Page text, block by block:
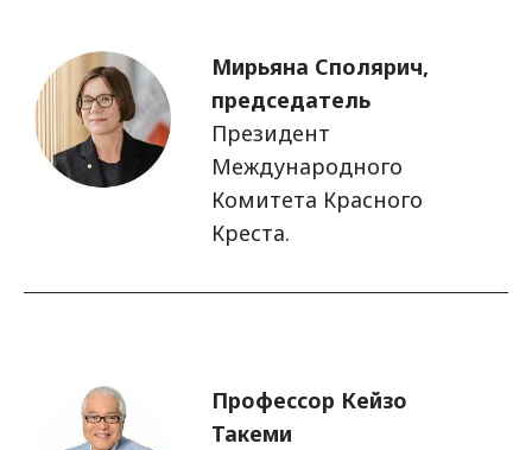
Изображение
Мирьяна Сполярич,
председатель
Президент
Международного
Комитета Красного
Креста.
Изображение
Профессор Кейзо
Такеми